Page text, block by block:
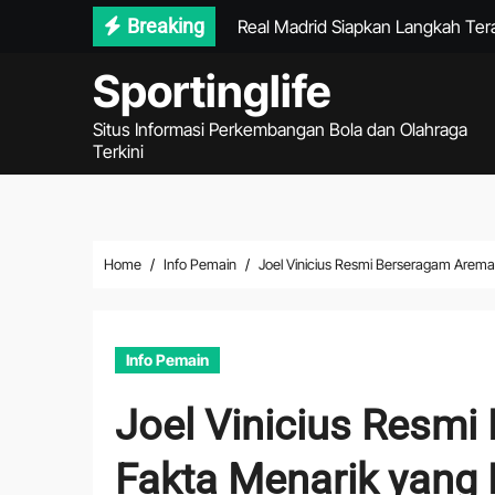
Breaking
Real Madrid Siapkan Langkah
Ragnar Oratmangoen Masuk
Garuda Perlu Menekan Sejak
Persib Gagal Juara Setelah
Sportinglife
Situs Informasi Perkembangan Bola dan Olahraga
Terkini
Home Info Pemain Joel Vinicius Resmi Berseragam
Info Pemain
Joel Vinicius Resmi
Fakta Menarik yang